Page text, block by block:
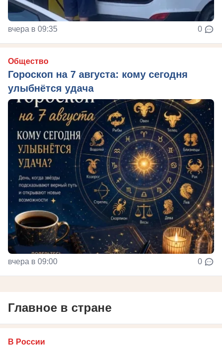
вчера в 09:35 0
Общество
Гороскоп на 7 августа: кому сегодня
улыбнётся удача
вчера в 09:00 0
Главное в стране
В России